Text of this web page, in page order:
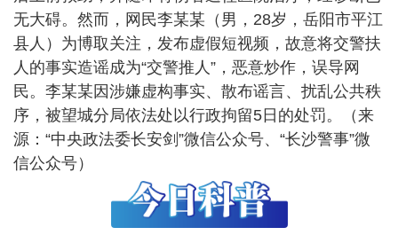
无大碍。然而，网民李某某（男，28岁，岳阳市平江
县人）为博取关注，发布虚假短视频，故意将交警扶
人的事实造谣成为“交警推人”，恶意炒作，误导网
民。李某某因涉嫌虚构事实、散布谣言、扰乱公共秩
序，被望城分局依法处以行政拘留5日的处罚。（来
源：“中央政法委长安剑”微信公众号、“长沙警事”微
信公众号）